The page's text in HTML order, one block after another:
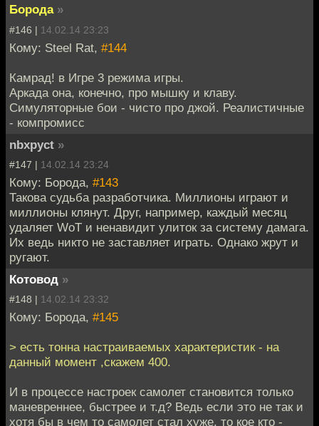
Борода »
#146 | 14.02.14 23:23
Кому: Steel Rat, #144
Камрад! в Игре 3 режима игры.
Аркада она, конечно, про мышку и клаву.
Симуляторные бои - чисто про джой. Реалистичные
- компромисс
nbxpyct »
#147 | 14.02.14 23:24
Кому: Борода, #143
Такова судьба разработчика. Миллионы играют и
миллионы клянут. Друг, например, каждый месяц
удаляет WoT и ненавидит улиток за систему дамага.
Их ведь никто не заставляет играть. Однако жрут и
ругают.
Котовод »
#148 | 14.02.14 23:32
Кому: Борода, #145
> есть тонна настраиваемых характеристик - на
данный момент ,скажем 400.
И в процессе настроек самолет становится только
маневреннее, быстрее и т.д? Ведь если это не так и
хотя бы в чем то самолет стал хуже, то кое кто -